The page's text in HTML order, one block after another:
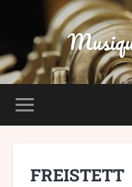
FREISTETT